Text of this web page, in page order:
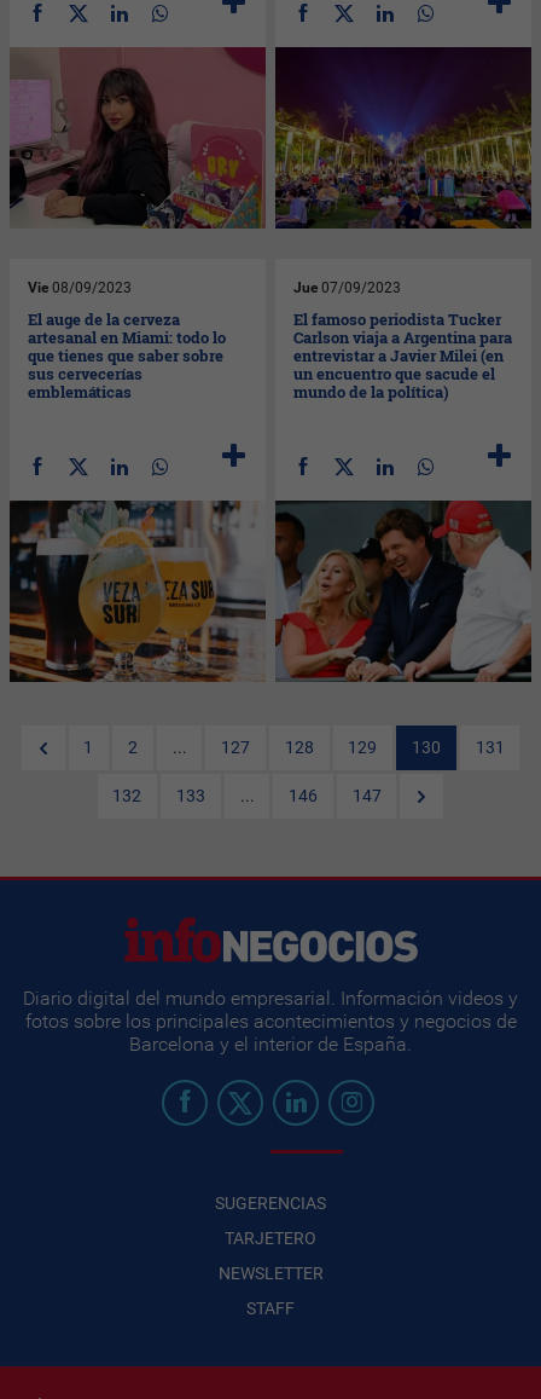
Vie 08/09/2023
El auge de la cerveza
artesanal en Miami: todo lo
que tienes que saber sobre
sus cervecerías
emblemáticas
Jue 07/09/2023
El famoso periodista Tucker
Carlson viaja a Argentina para
entrevistar a Javier Milei (en
un encuentro que sacude el
mundo de la política)
1 2 ... 127 128 129 130 131
132 133 ... 146 147
Diario digital del mundo empresarial. Información videos y
fotos sobre los principales acontecimientos y negocios de
Barcelona y el interior de España.
SUGERENCIAS
TARJETERO
NEWSLETTER
STAFF